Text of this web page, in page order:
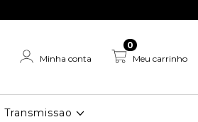
Minha conta Meu carrinho
0
Transmissao